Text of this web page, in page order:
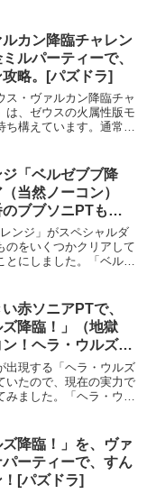
カン降臨チャレン
ルパーティーで、
略。[パズドラ]
ス・ヴァルカン降臨チャ
は、ゼウスの火属性版モ
ち構えています。通常の
「ベルゼブブ降
（当然ノーコン）
ブブソニPTも可
ラ]
ンジ」がスペシャルダ
のをいくつかクリアして
とにしました。「ベルゼ
赤ソニアPTで、
ズ降臨！」（地獄
！ヘラ・ウルズも
ズドラ]
出現する「ヘラ・ウルズ
いたので、現在の実力で
ました。「ヘラ・ウル
ズ降臨！」を、ヴァ
ーティーで、すん
[パズドラ]